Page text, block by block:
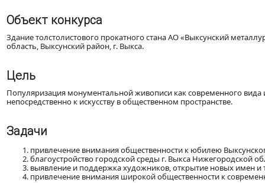
Объект конкурса
Здание толстолистового прокатного стана АО «Выксунский
область, Выксунский район, г. Выкса.
Цель
Популяризация монументальной живописи как современного вида
непосредственно к искусству в общественном пространстве.
Задачи
привлечение внимания общественности к юбилею
благоустройство городской среды г. Выкса Нижегородской
выявление и поддержка художников, открытие новых имен и
привлечение внимания широкой общественности к